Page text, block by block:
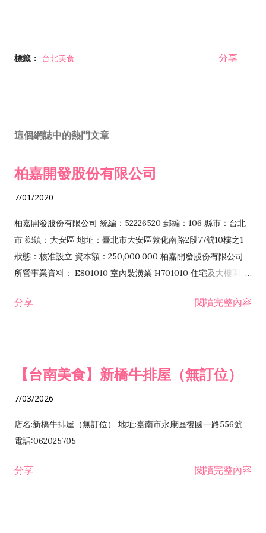
標籤： 台北美食 分享
這個網誌中的熱門文章
柏嘉開發股份有限公司
7/01/2020
柏嘉開發股份有限公司 統編：52226520 郵編：106 縣市：台北
市 鄉鎮：大安區 地址：臺北市大安區敦化南路2段77號10樓之1
狀態：核准設立 資本額：250,000,000 柏嘉開發股份有限公司
所營事業資料： E801010 室內裝潢業 H701010 住宅及大樓開發
發業 H703090 不動產買賣業 H703100 不動產租賃業 I503010
分享 閱讀完整內容
【台南美食】新橋牛排屋（無訂位）
7/03/2026
店名:新橋牛排屋（無訂位） 地址:臺南市永康區復國一路556號
電話:062025705
分享 閱讀完整內容